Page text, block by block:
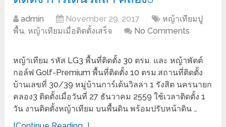
admin November 29, 2017
หญ้าเทียมปู
พื้น, หญ้าเทียมเมื่อติดตั้งเสร็จ No Comments
หญ้าเทียม รหัส LG3 พื้นที่ติดตั้ง 30 ตรม. และ หญ้าพัตต์
กอล์ฟ Golf-Premium พื้นที่ติดตั้ง 10 ตรม.สถานที่ติดตั้ง
บ้านเลขที่ 30/39 หมู่บ้านการ์เด้นวิลล่า 1 รังสิต นครนายก
คลอง3 ติดตั้งเมื่อวันที่ 27 ธันวาคม 2559 ใช้เวลาติดตั้ง 1
วัน งานติดตั้งหญ้าเทียม บนพื้นดิน พร้อมปรับหน้าดิน …